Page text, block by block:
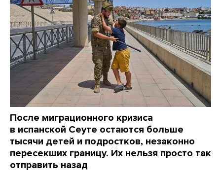
После миграционного кризиса
в испанской Сеуте остаются больше
тысячи детей и подростков, незаконно
пересекших границу. Их нельзя просто так
отправить назад